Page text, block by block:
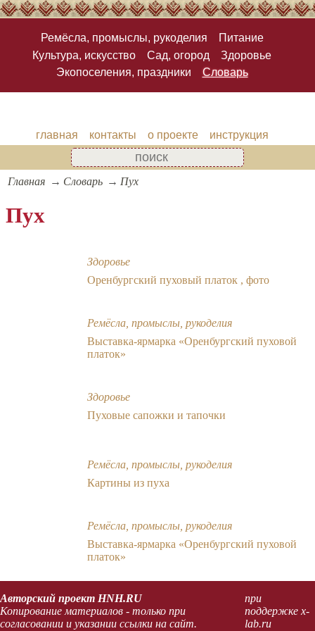
Ремёсла, промыслы, рукоделия
Питание
Культура, искусство
Сад, огород
Здоровье
Экопоселения, праздники
Словарь
главная контакты о проекте инструкция
Главная Словарь Пух
Пух
Здоровье
Оренбургский пуховый платок , фото
Ремёсла, промыслы, рукоделия
Выставка-ярмарка «Оренбургский пуховой
платок»
Здоровье
Пуховые сапожки и тапочки
Ремёсла, промыслы, рукоделия
Картины из пуха
Ремёсла, промыслы, рукоделия
Выставка-ярмарка «Оренбургский пуховой
платок»
Авторский проект HNH.RU
Копирование материалов - только при
согласовании и указании ссылки на сайт.
при
поддержке x-
lab.ru